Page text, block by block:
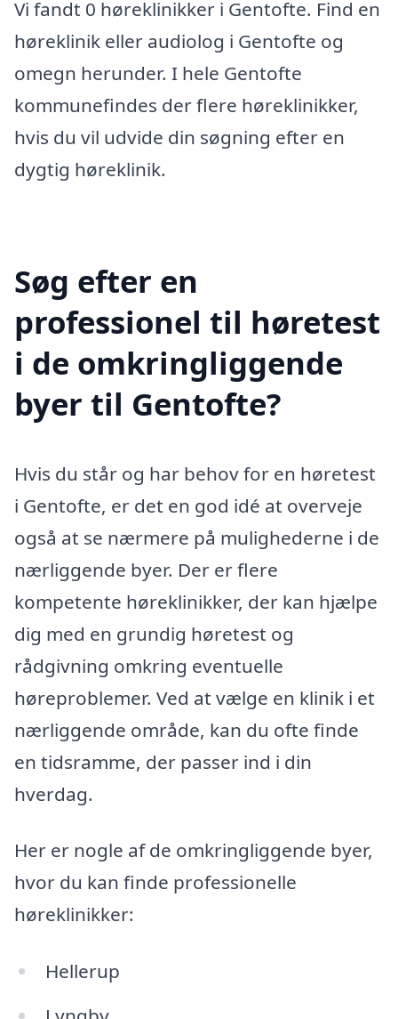
Vi fandt 0 høreklinikker i Gentofte. Find en
høreklinik eller audiolog i Gentofte og
omegn herunder. I hele Gentofte
kommunefindes der flere høreklinikker,
hvis du vil udvide din søgning efter en
dygtig høreklinik.
Søg efter en
professionel til høretest
i de omkringliggende
byer til Gentofte?
Hvis du står og har behov for en høretest
i Gentofte, er det en god idé at overveje
også at se nærmere på mulighederne i de
nærliggende byer. Der er flere
kompetente høreklinikker, der kan hjælpe
dig med en grundig høretest og
rådgivning omkring eventuelle
høreproblemer. Ved at vælge en klinik i et
nærliggende område, kan du ofte finde
en tidsramme, der passer ind i din
hverdag.
Her er nogle af de omkringliggende byer,
hvor du kan finde professionelle
høreklinikker:
Hellerup